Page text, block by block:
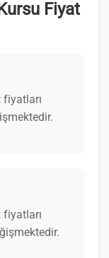
Fiyat
fiyatları
fiyatları